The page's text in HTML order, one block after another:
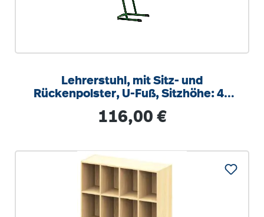
Lehrerstuhl, mit Sitz- und
Rückenpolster, U-Fuß, Sitzhöhe: 46
Regulärer Preis:
116,00 €